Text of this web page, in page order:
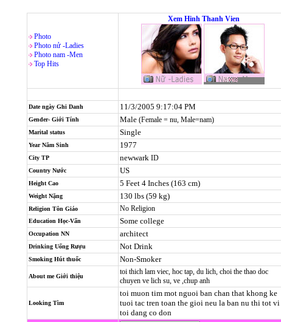
Photo
Photo nử -Ladies
Photo nam -Men
Top Hits
Xem Hinh Thanh Vien
Date ngày Ghi Danh 11/3/2005 9:17:04 PM
Gender- Giới Tính Male (Female = nu, Male=nam)
Marital status Single
Year Năm Sinh 1977
City TP newwark ID
Country Nước US
Height Cao 5 Feet 4 Inches (163 cm)
Weight Nặng 130 lbs (59 kg)
Religion Tôn Giáo No Religion
Education Học-Vấn Some college
Occupation NN architect
Drinking Uống Rượu Not Drink
Smoking Hút thuốc Non-Smoker
About me Giới thiệu
toi thich lam viec, hoc tap, du lich, choi the thao doc
chuyen ve lich su, ve ,chup anh
Looking Tìm
toi muon tim mot nguoi ban chan that khong ke
tuoi tac tren toan the gioi neu la ban nu thi tot vi
toi dang co don